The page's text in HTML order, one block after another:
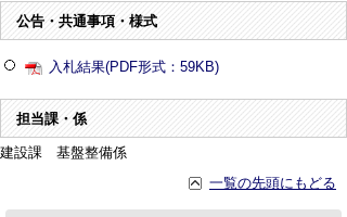
公告・共通事項・様式
入札結果(PDF形式：59KB)
担当課・係
建設課 基盤整備係
一覧の先頭にもどる